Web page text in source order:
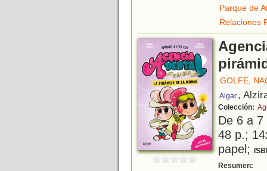
Parque de
Relaciones
GOLFE,
Algar ,
Colección:
De 6 a
48 p.;
papel;
Resumen: